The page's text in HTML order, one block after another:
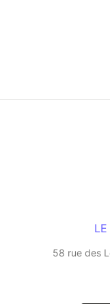
58 rue des